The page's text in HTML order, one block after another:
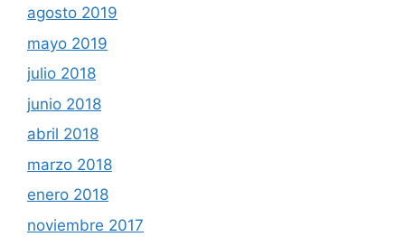
agosto 2019
mayo 2019
julio 2018
junio 2018
abril 2018
marzo 2018
enero 2018
noviembre 2017